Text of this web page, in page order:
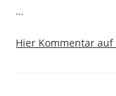
…
Hier Kommentar